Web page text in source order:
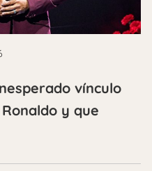
vínculo
y que